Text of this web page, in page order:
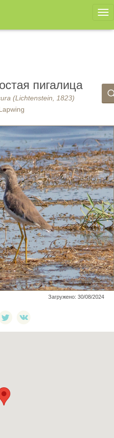
пигалица
(Lichtenstein, 1823)
Загружено: 30/08/2024